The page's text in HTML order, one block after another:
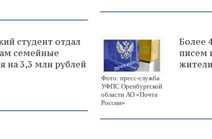
студент отдал
семейные
на 3,3 млн рублей
Фото: пресс-служба
УФПС Оренбургской
области АО «Почта
России»
Более
писем